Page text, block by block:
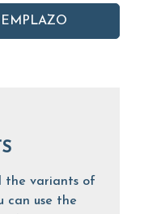
the variants of
can use the